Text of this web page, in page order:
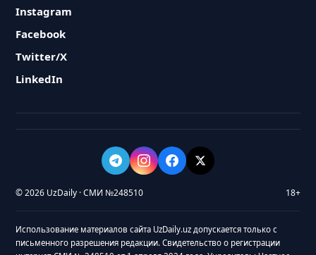
Instagram
Facebook
Twitter/X
LinkedIn
© 2026 UzDaily · СМИ №248510 18+
Использование материалов сайта UzDaily.uz допускается только с
письменного разрешения редакции. Свидетельство о регистрации